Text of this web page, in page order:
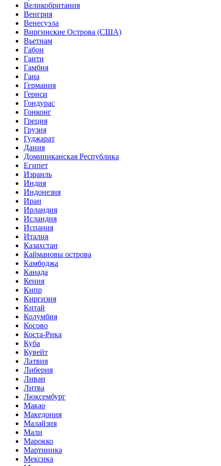
Великобритания
Венгрия
Венесуэла
Виргинские Острова (США)
Вьетнам
Габон
Гаити
Гамбия
Гана
Германия
Гернси
Гондурас
Гонконг
Греция
Грузия
Гуджарат
Дания
Доминиканская Республика
Египет
Израиль
Индия
Индонезия
Иран
Ирландия
Исландия
Испания
Италия
Казахстан
Каймановы острова
Камбоджа
Канада
Кения
Кипр
Киргизия
Китай
Колумбия
Косово
Коста-Рика
Куба
Кувейт
Латвия
Либерия
Ливан
Литва
Люксембург
Макао
Македония
Малайзия
Мали
Марокко
Мартиника
Мексика